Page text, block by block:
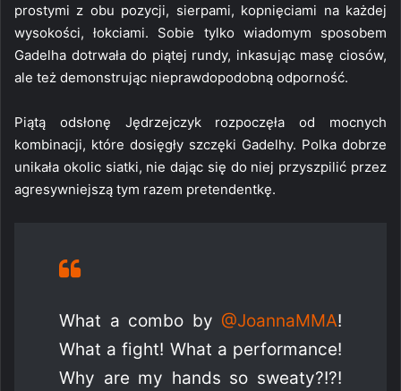
prostymi z obu pozycji, sierpami, kopnięciami na każdej
wysokości, łokciami. Sobie tylko wiadomym sposobem
Gadelha dotrwała do piątej rundy, inkasując masę ciosów,
ale też demonstrując nieprawdopodobną odporność.
Piątą odsłonę Jędrzejczyk rozpoczęła od mocnych
kombinacji, które dosięgły szczęki Gadelhy. Polka dobrze
unikała okolic siatki, nie dając się do niej przyszpilić przez
agresywniejszą tym razem pretendentkę.
What a combo by @JoannaMMA!
What a fight! What a performance!
Why are my hands so sweaty?!?!